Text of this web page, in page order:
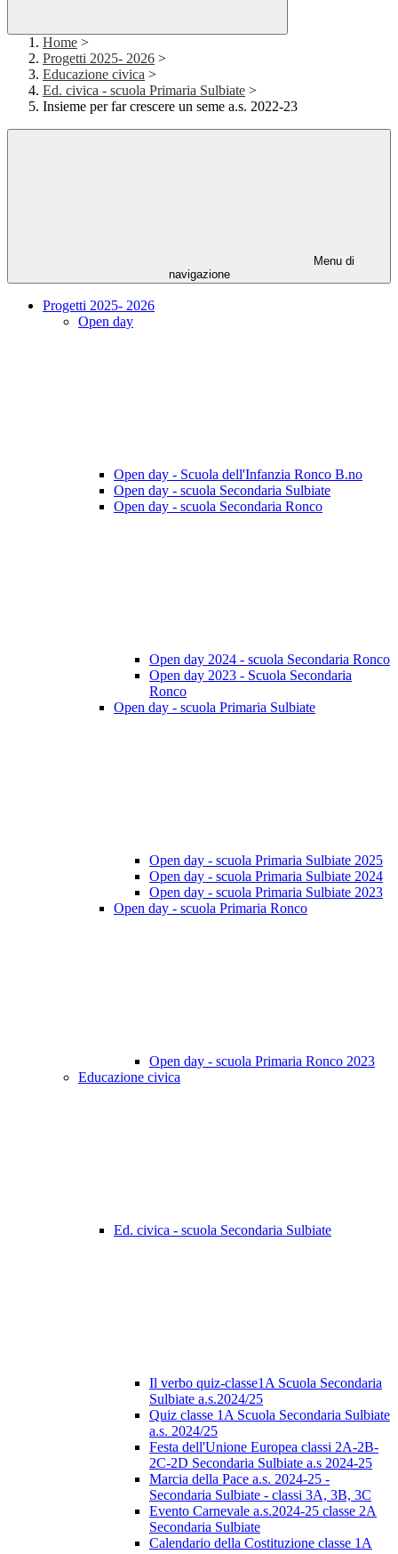
Home >
Progetti 2025- 2026 >
Educazione civica >
Ed. civica - scuola Primaria Sulbiate >
Insieme per far crescere un seme a.s. 2022-23
Menu di
navigazione
Progetti 2025- 2026
Open day
Open day - Scuola dell'Infanzia Ronco B.no
Open day - scuola Secondaria Sulbiate
Open day - scuola Secondaria Ronco
Open day 2024 - scuola Secondaria Ronco
Open day 2023 - Scuola Secondaria
Ronco
Open day - scuola Primaria Sulbiate
Open day - scuola Primaria Sulbiate 2025
Open day - scuola Primaria Sulbiate 2024
Open day - scuola Primaria Sulbiate 2023
Open day - scuola Primaria Ronco
Open day - scuola Primaria Ronco 2023
Educazione civica
Ed. civica - scuola Secondaria Sulbiate
Il verbo quiz-classe1A Scuola Secondaria
Sulbiate a.s.2024/25
Quiz classe 1A Scuola Secondaria Sulbiate
a.s. 2024/25
Festa dell'Unione Europea classi 2A-2B-
2C-2D Secondaria Sulbiate a.s 2024-25
Marcia della Pace a.s. 2024-25 -
Secondaria Sulbiate - classi 3A, 3B, 3C
Evento Carnevale a.s.2024-25 classe 2A
Secondaria Sulbiate
Calendario della Costituzione classe 1A